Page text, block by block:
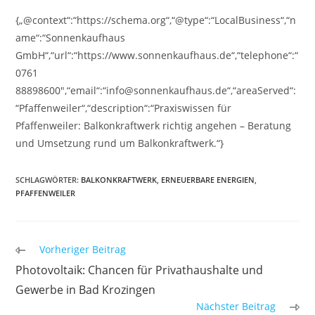
{„@context“:“https://schema.org“,“@type“:“LocalBusiness“,“n
ame“:“Sonnenkaufhaus
GmbH“,“url“:“https://www.sonnenkaufhaus.de“,“telephone“:“
0761
88898600″,“email“:“info@sonnenkaufhaus.de“,“areaServed“:
“Pfaffenweiler“,“description“:“Praxiswissen für
Pfaffenweiler: Balkonkraftwerk richtig angehen – Beratung
und Umsetzung rund um Balkonkraftwerk.“}
SCHLAGWÖRTER: BALKONKRAFTWERK, ERNEUERBARE ENERGIEN,
PFAFFENWEILER
Weitere
Artikel
ansehen
Vorheriger Beitrag
Photovoltaik: Chancen für Privathaushalte und
Gewerbe in Bad Krozingen
Nächster Beitrag